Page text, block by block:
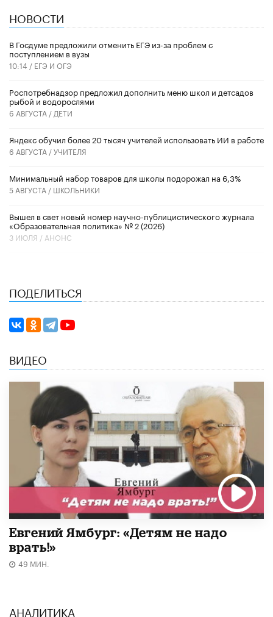
НОВОСТИ
В Госдуме предложили отменить ЕГЭ из-за проблем с
поступлением в вузы
10:14 / ЕГЭ И ОГЭ
Роспотребнадзор предложил дополнить меню школ и детсадов
рыбой и водорослями
6 АВГУСТА / ДЕТИ
​Яндекс обучил более 20 тысяч учителей использовать ИИ в работе
6 АВГУСТА /УЧИТЕЛЯ
Минимальный набор товаров для школы подорожал на 6,3%
5 АВГУСТА / ШКОЛЬНИКИ
Вышел в свет новый номер научно-публицистического журнала
«Образовательная политика» № 2 (2026)
3 ИЮЛЯ / АНОНС
ПОДЕЛИТЬСЯ
ВИДЕО
Евгений Ямбург: «Детям не надо
врать!»
49 МИН.
АНАЛИТИКА